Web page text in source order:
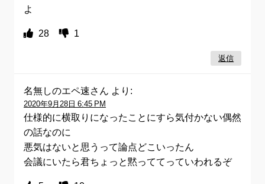
よ
28 1
返信
名無しのエペ速さん より:
2020年9月28日 6:45 PM
仕様的に横取りになったことにすら気付かない偶然
の話なのに
悪気はないと思うって論点どこいったん
会議にいたら君ちょっと黙っててっていわれるぞ